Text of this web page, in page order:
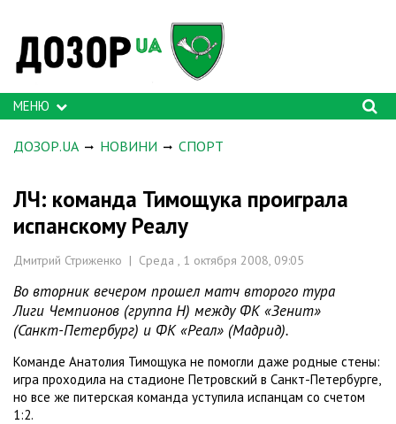
МЕНЮ
ДОЗОР.UA НОВИНИ СПОРТ
ЛЧ: команда Тимощука проиграла
испанскому Реалу
Дмитрий Стриженко | Среда , 1 октября 2008, 09:05
Во вторник вечером прошел матч второго тура
Лиги Чемпионов (группа Н) между ФК «Зенит»
(Санкт-Петербург) и ФК «Реал» (Мадрид).
Команде Анатолия Тимощука не помогли даже родные стены:
игра проходила на стадионе Петровский в Санкт-Петербурге,
но все же питерская команда уступила испанцам со счетом
1:2.